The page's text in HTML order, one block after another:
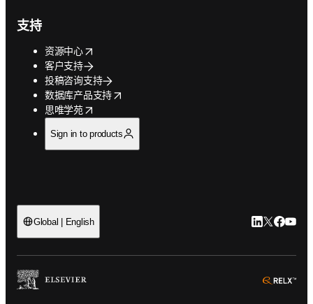
支持
资源中心
opens in new tab/window
客户支持
投稿咨询支持
数据库产品支持
opens in new tab/window
思唯学苑
opens in new tab/window
Sign in to products
Global | English LinkedIn 在
Twitter 在